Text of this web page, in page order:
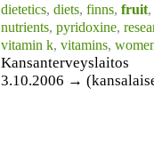
dietetics, diets, finns, fruit,
nutrients, pyridoxine,
vitamin k, vitamins,
Kansanterveyslaitos
3.10.2006 →